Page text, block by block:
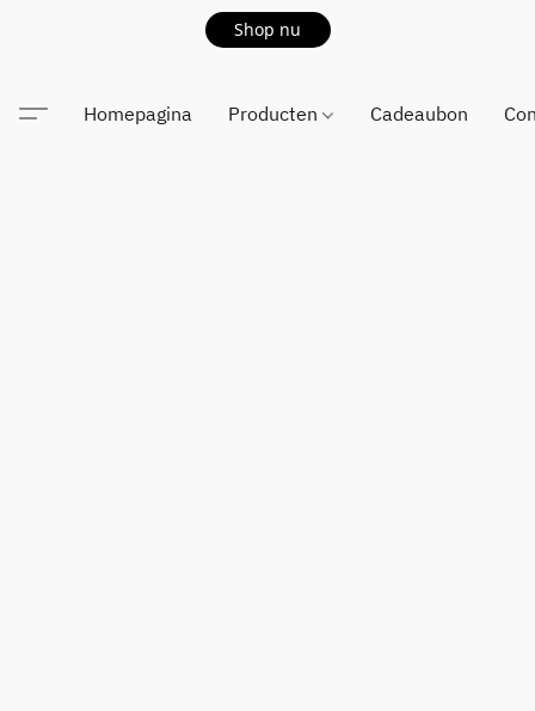
Shop nu
Homepagina Producten Cadeaubon